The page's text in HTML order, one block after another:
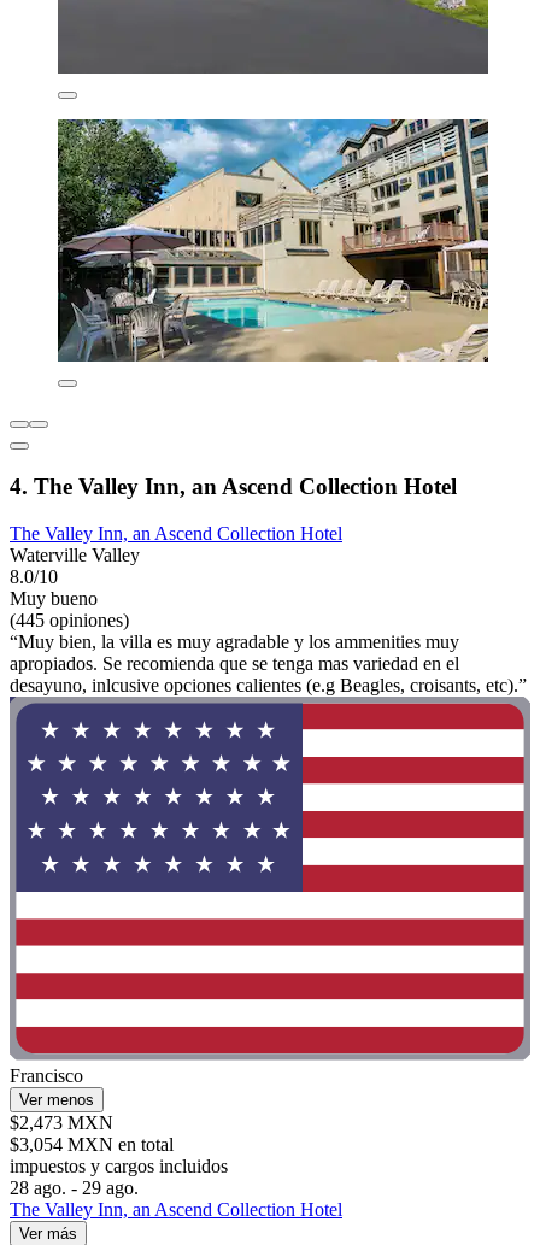
4. The Valley Inn, an Ascend Collection Hotel
The Valley Inn, an Ascend Collection Hotel
Waterville Valley
8.0/10
Muy bueno
(445 opiniones)
“Muy bien, la villa es muy agradable y los ammenities muy
apropiados. Se recomienda que se tenga mas variedad en el
desayuno, inlcusive opciones calientes (e.g Beagles, croisants, etc).”
Francisco
Ver menos
$2,473 MXN
$3,054 MXN en total
impuestos y cargos incluidos
28 ago. - 29 ago.
The Valley Inn, an Ascend Collection Hotel
Ver más